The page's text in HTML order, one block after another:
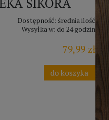
Dostępność: średnia ilość
Wysyłka w: do 24 godzin
79,99 zł
do koszyka